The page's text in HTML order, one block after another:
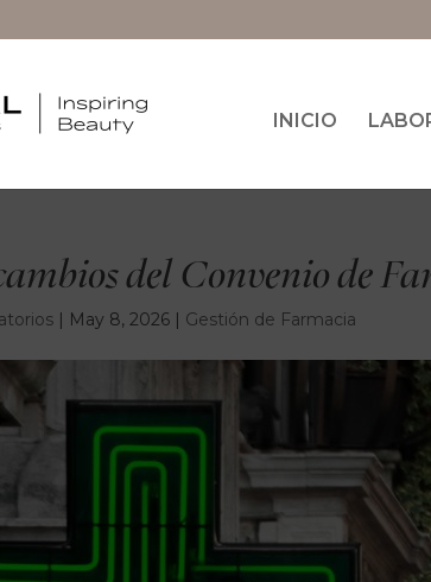
INICIO
del Convenio de
| May 8, 2026 | Gestión de Farmacia